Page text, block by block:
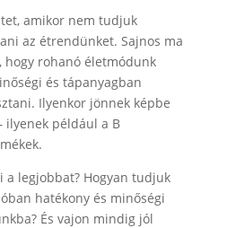
amikor nem tudjuk
az étrendünket. Sajnos ma
rohanó életmódunk
és tápanyagban
Ilyenkor jönnek képbe
ilyenek például a B
a legjobbat? Hogyan tudjuk
hatékony és minőségi
És vajon mindig jól